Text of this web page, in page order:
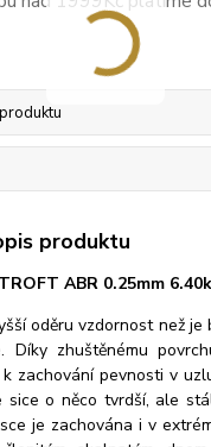
produktu
ABR 0.25mm
oděru vzdornost než je
Díky zhuštěnému
zachování pevnosti v
sice o něco tvrdší, ale
je zachována i v